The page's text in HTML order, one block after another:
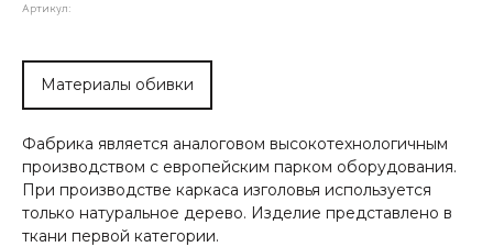
Артикул:
Материалы обивки
Фабрика является аналоговом высокотехнологичным
производством с европейским парком оборудования.
При производстве каркаса изголовья используется
только натуральное дерево. Изделие представлено в
ткани первой категории.